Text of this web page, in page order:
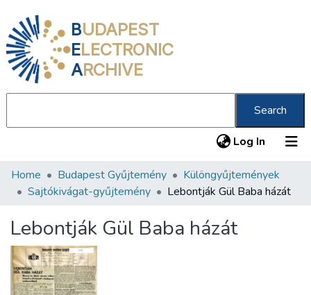
BUDAPEST
ELECTRONIC
ARCHIVE
Search
Log In (current)
Communities & Collections
Statistics
About us
Home Budapest Gyűjtemény
Különgyűjtemények
Sajtókivágat-gyűjtemény
Lebontják Gül Baba házát
Lebontják Gül Baba házát